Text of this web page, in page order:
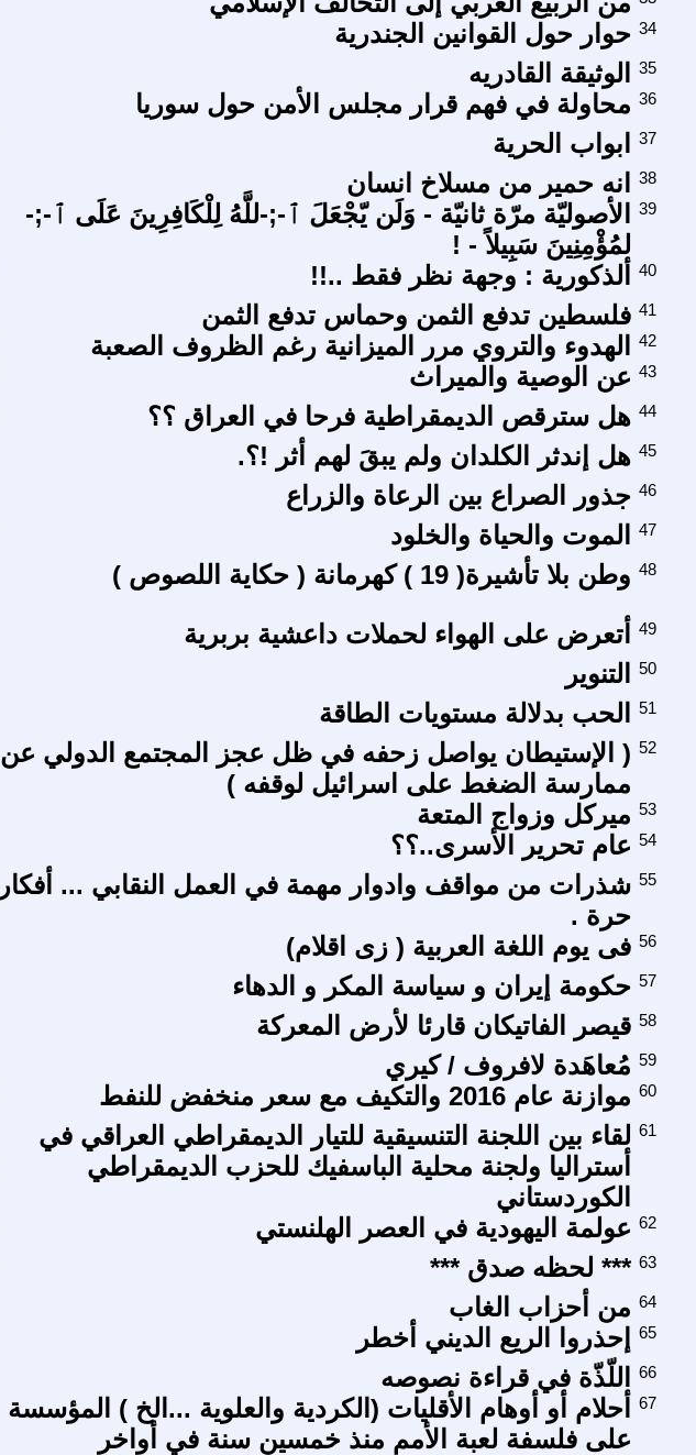
حوار حول القوانين الجندرية 34
الوثيقة القادريه
35
محاولة في فهم قرار مجلس الأمن حول سوريا 36
ابواب الحرية 37
انه حمير من مسلاخ انسان
38
الأصوليّة مرّة ثانيّة - وَلَن يّجْعَلَ ٱ-;-للَّهُ لِلْكَافِرِينَ عَلَى ٱ-;-
لمُؤْمِنِينَ سَبِيلاً - !
39
ألذكورية : وجهة نظر فقط ..!! 40
فلسطين تدفع الثمن وحماس تدفع الثمن 41
الهدوء والتروي مرر الميزانية رغم الظروف الصعبة
42
عن الوصية والميراث 43
هل سترقص الديمقراطية فرحا في العراق ؟؟ 44
هل إندثر الكلدان ولم يبقَ لهم أثر !؟. 45
جذور الصراع بين الرعاة والزراع 46
الموت والحياة والخلود 47
وطن بلا تأشيرة( 19 ) كهرمانة ( حكاية اللصوص ) 48
أتعرض على الهواء لحملات داعشية بربرية 49
التنوير 50
الحب بدلالة مستويات الطاقة 51
( الإستيطان يواصل زحفه في ظل عجز المجتمع الدولي عن
ممارسة الضغط على اسرائيل لوقفه )
52
ميركل وزواج المتعة 53
عام تحرير الأسرى..؟؟ 54
شذرات من مواقف وادوار مهمة في العمل النقابي ... أفكار
حرة .
55
فى يوم اللغة العربية ( زى اقلام) 56
حكومة إيران و سياسة المكر و الدهاء 57
قيصر الفاتيكان قارئا لأرض المعركة 58
مُعاهَدة لافروف / كيري 59
موازنة عام 2016 والتكيف مع سعر منخفض للنفط 60
لقاء بين اللجنة التنسيقية للتيار الديمقراطي العراقي في
أستراليا ولجنة محلية الباسفيك للحزب الديمقراطي
الكوردستاني
61
عولمة اليهودية في العصر الهلنستي 62
*** لحظه صدق *** 63
من أحزاب الغاب 64
إحذروا الريع الديني أخطر 65
اللّذّة في قراءة نصوصه
66
أحلام أو أوهام الأقليات (الكردية والعلوية ...الخ ) المؤسسة
على فلسفة لعبة الأمم منذ خمسين سنة في أواخر
67